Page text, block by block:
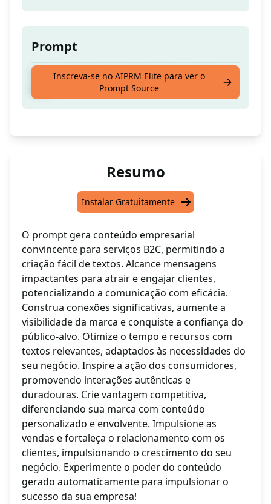
Prompt
Gere conteúdo de negócios para serviços
Inscreva-se no AIPRM Elite para ver o
Prompt Source
Resumo
Instalar Gratuitamente
O prompt gera conteúdo empresarial
convincente para serviços B2C, permitindo a
criação fácil de textos. Alcance mensagens
impactantes para atrair e engajar clientes,
potencializando a comunicação com eficácia.
Construa conexões significativas, aumente a
visibilidade da marca e conquiste a confiança do
público-alvo. Otimize o tempo e recursos com
textos relevantes, adaptados às necessidades do
seu negócio. Inspire a ação dos consumidores,
promovendo interações autênticas e
duradouras. Crie vantagem competitiva,
diferenciando sua marca com conteúdo
personalizado e envolvente. Impulsione as
vendas e fortaleça o relacionamento com os
clientes, impulsionando o crescimento do seu
negócio. Experimente o poder do conteúdo
gerado automaticamente para impulsionar o
sucesso da sua empresa!